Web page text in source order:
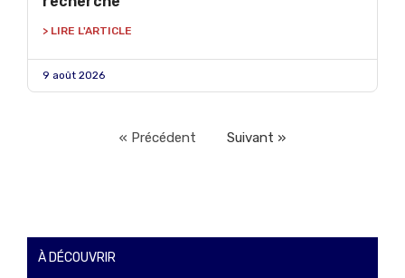
> LIRE L'ARTICLE
9 août 2026
« Précédent Suivant »
À DÉCOUVRIR